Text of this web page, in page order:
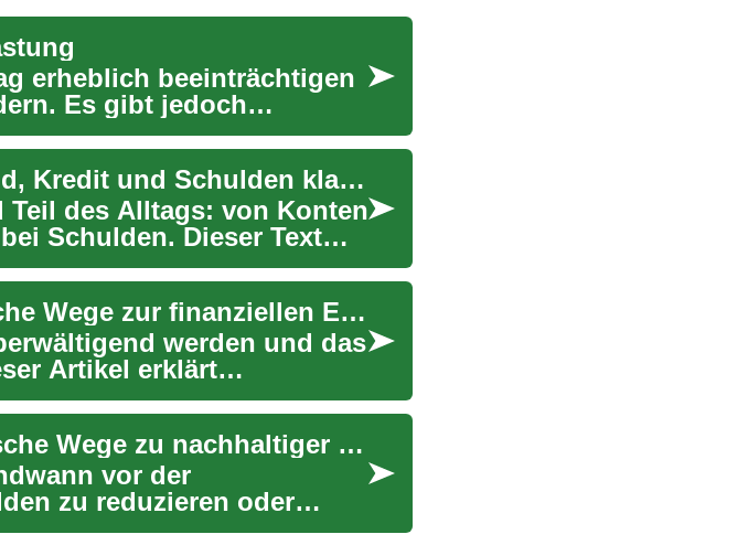
erheblich beeinträchtigen
Es gibt jedoch
Finanzdienstleistungen: Geld, Kredit und Schulden klar erklärt
des Alltags: von Konten
Schulden. Dieser Text
Schuldenbefreiung: Praktische Wege zur finanziellen Entlastung
werden und das
Artikel erklärt
Schuldenentlastung: Praktische Wege zu nachhaltiger finanzieller Erleichterung
vor der
zu reduzieren oder